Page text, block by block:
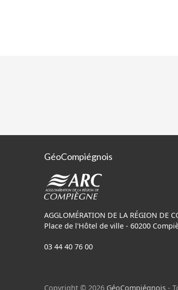
GéoCompiégnois
AGGLOMÉRATION DE LA RÉGION DE
Place de l'Hôtel de ville - 60200
03 44 40 76 00
Copyright © 2026 GéoCompiégnois -